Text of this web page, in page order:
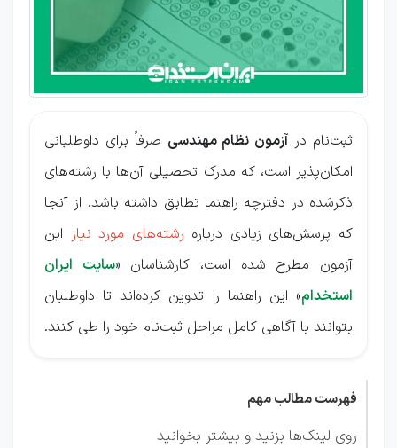
ثبت‌نام در آزمون نظام مهندسی صرفاً برای داوطلبانی
امکان‌پذیر است، که مدرک تحصیلی آن‌ها با رشته‌های
ذکرشده در دفترچه راهنما تطابق داشته باشد. از آنجا
که پرسش‌های زیادی درباره رشته‌های مورد نیاز این
آزمون مطرح شده است، کارشناسان «سایت ایران
استخدام» این راهنما را تدوین کرده‌اند تا داوطلبان
بتوانند با آگاهی کامل مراحل ثبت‌نام خود را طی کنند.
فهرست مطالب مهم
روی لینک‌ها بزنید و بیشتر بخوانید